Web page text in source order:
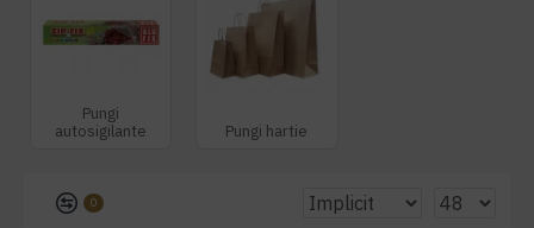
Pungi
autosigilante
Pungi hartie
0